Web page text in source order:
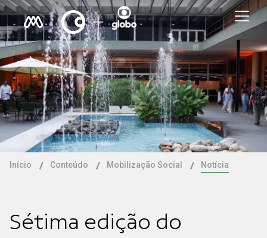
Início Conteúdo Mobilização Social Notícia
Sétima edição do